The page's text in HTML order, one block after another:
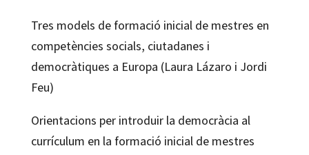
Tres models de formació inicial de mestres en
competències socials, ciutadanes i
democràtiques a Europa (Laura Lázaro i Jordi
Feu)
Orientacions per introduir la democràcia al
currículum en la formació inicial de mestres